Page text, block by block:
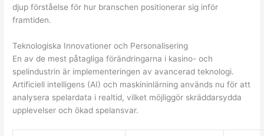
djup förståelse för hur branschen positionerar sig inför
framtiden.
Teknologiska Innovationer och Personalisering
En av de mest påtagliga förändringarna i kasino- och
spelindustrin är implementeringen av avancerad teknologi.
Artificiell intelligens (AI) och maskininlärning används nu för att
analysera spelardata i realtid, vilket möjliggör skräddarsydda
upplevelser och ökad spelansvar.